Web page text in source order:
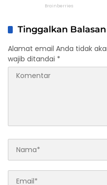
Tinggalkan Balasan
Alamat email Anda tidak
wajib ditandai *